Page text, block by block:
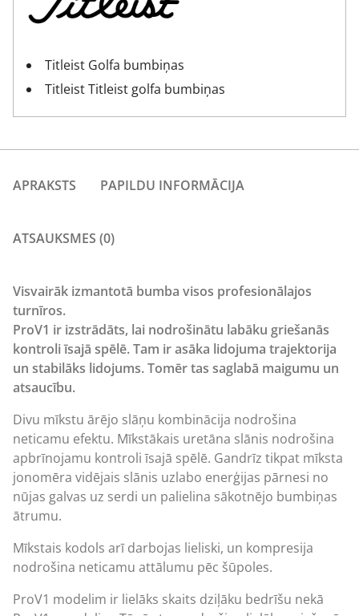
Titleist Golfa bumbiņas
Titleist Titleist golfa bumbiņas
APRAKSTS PAPILDU INFORMĀCIJA
ATSAUKSMES (0)
Visvairāk izmantotā bumba visos profesionālajos
turnīros.
ProV1 ir izstrādāts, lai nodrošinātu labāku griešanās
kontroli īsajā spēlē. Tam ir asāka lidojuma trajektorija
un stabilāks lidojums. Tomēr tas saglabā maigumu un
atsaucību.
Divu mīkstu ārējo slāņu kombinācija nodrošina
neticamu efektu. Mīkstākais uretāna slānis nodrošina
apbrīnojamu kontroli īsajā spēlē. Gandrīz tikpat mīksta
jonomēra vidējais slānis uzlabo enerģijas pārnesi no
nūjas galvas uz serdi un palielina sākotnējo bumbiņas
ātrumu.
Mīkstais kodols arī darbojas lieliski, un kompresija
nodrošina neticamu attālumu pēc šūpoles.
ProV1 modelim ir lielāks skaits dziļāku bedrīšu nekā